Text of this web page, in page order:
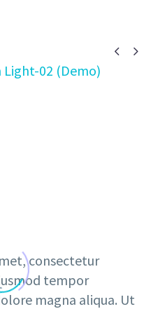
 
Light-02 (Demo)
consectetur
tempor
magna aliqua. Ut